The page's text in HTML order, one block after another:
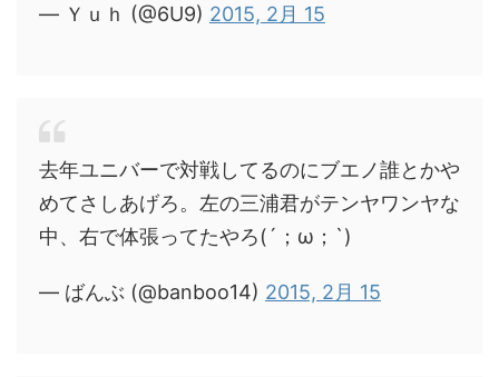
— Ｙｕｈ (@6U9) 2015, 2月 15
去年ユニバーで対戦してるのにブエノ誰とかや
めてさしあげろ。左の三浦君がテンヤワンヤな
中、右で体張ってたやろ(´；ω；`)
— ばんぶ (@banboo14) 2015, 2月 15